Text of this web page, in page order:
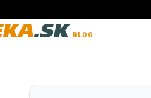
.SK BLOG